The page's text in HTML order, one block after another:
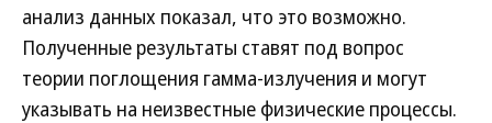
анализ данных показал, что это возможно.
Полученные результаты ставят под вопрос
теории поглощения гамма-излучения и могут
указывать на неизвестные физические процессы.